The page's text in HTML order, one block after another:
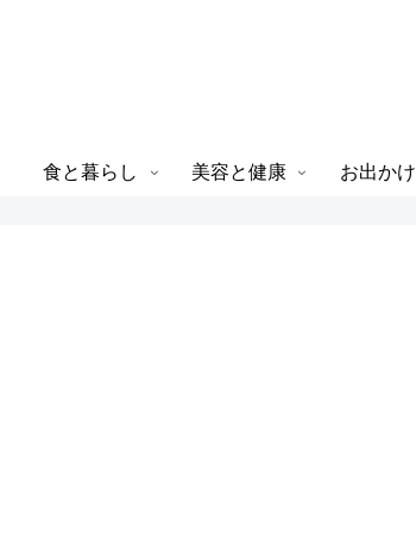
食と暮らし 美容と健康 お出かけ